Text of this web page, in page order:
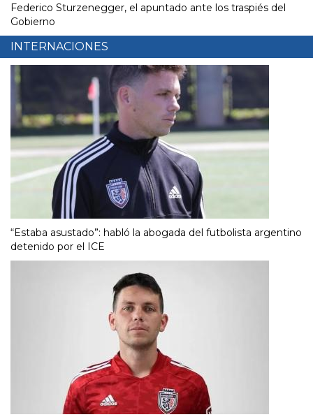
Federico Sturzenegger, el apuntado ante los traspiés del
Gobierno
INTERNACIONES
“Estaba asustado”: habló la abogada del futbolista argentino
detenido por el ICE